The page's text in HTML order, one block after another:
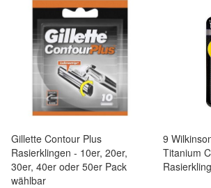
Gillette Contour Plus
Rasierklingen - 10er, 20er,
30er, 40er oder 50er Pack
wählbar
9
Titanium